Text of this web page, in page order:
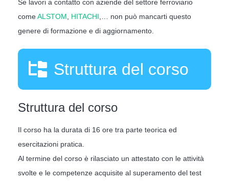
Se lavori a contatto con aziende del settore ferroviario
comeALSTOM, HITACHI,… non può mancarti questo
genere di formazione e di aggiornamento.
Struttura del corso
Struttura del corso
Il corso ha la durata di 16 ore tra parte teorica ed
esercitazioni pratica.
Al termine del corso è rilasciato un attestato con le attività
svolte e le competenze acquisite al superamento del test